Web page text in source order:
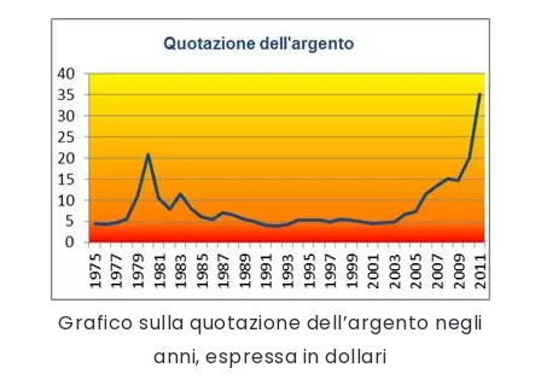
Grafico sulla quotazione dell’argento negli
anni, espressa in dollari